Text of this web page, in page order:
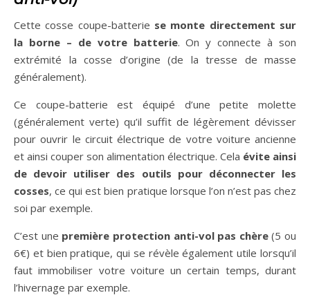
Cette cosse coupe-batterie se monte directement sur
la borne – de votre batterie. On y connecte à son
extrémité la cosse d’origine (de la tresse de masse
généralement).
Ce coupe-batterie est équipé d’une petite molette
(généralement verte) qu’il suffit de légèrement dévisser
pour ouvrir le circuit électrique de votre voiture ancienne
et ainsi couper son alimentation électrique. Cela évite ainsi
de devoir utiliser des outils pour déconnecter les
cosses, ce qui est bien pratique lorsque l’on n’est pas chez
soi par exemple.
C’est une première protection anti-vol pas chère(5 ou
6€) et bien pratique, qui se révèle également utile lorsqu’il
faut immobiliser votre voiture un certain temps, durant
l’hivernage par exemple.